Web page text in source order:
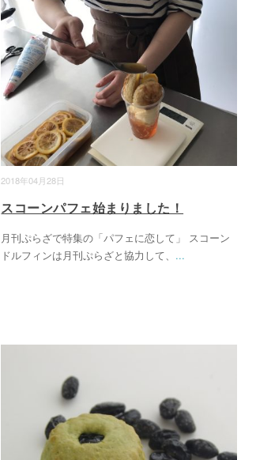
2018年04月28日
スコーンパフェ始まりました！
月刊ぷらざで特集の「パフェに恋して」 スコーン
ドルフィンは月刊ぷらざと協力して、 ...